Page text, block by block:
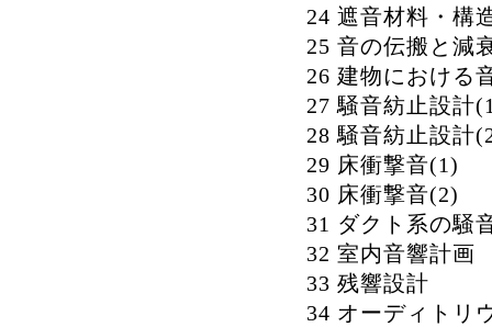
24 遮音材料・構
25 音の伝搬と減
26 建物における
27 騒音紡止設計
28 騒音紡止設計
29 床衝撃音(1)
30 床衝撃音(2)
31 ダクト系の騒
32 室内音響計画
33 残響設計
34 オーディトリ